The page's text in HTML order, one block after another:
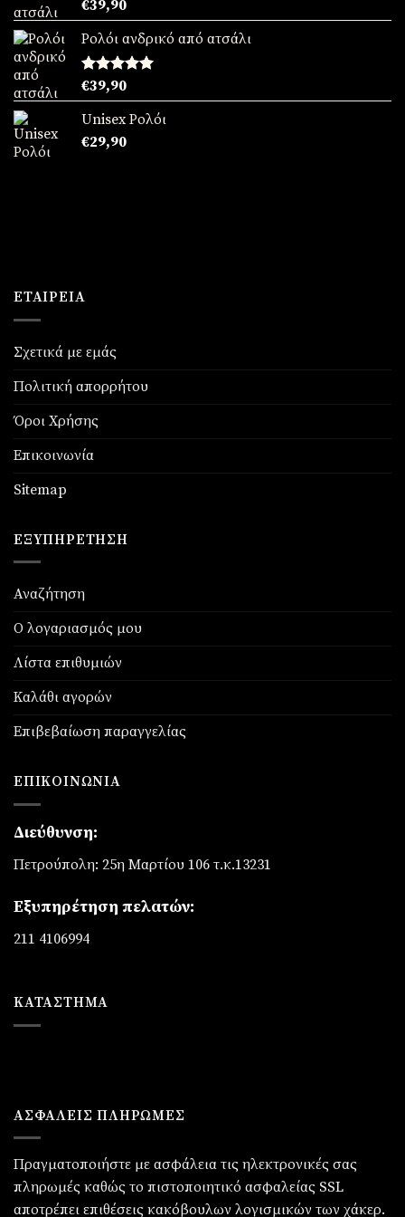
Βαθμολογήθηκε
με5.00
από 5
€39,90
Ρολόι ανδρικό από ατσάλι
Βαθμολογήθηκε
με5.00
από 5
€39,90
Unisex Ρολόι
€29,90
ΕΤΑΙΡΕΊΑ
Σχετικά με εμάς
Πολιτική απορρήτου
Όροι Χρήσης
Επικοινωνία
Sitemap
ΕΞΥΠΗΡΈΤΗΣΗ
Αναζήτηση
Ο λογαριασμός μου
Λίστα επιθυμιών
Καλάθι αγορών
Επιβεβαίωση παραγγελίας
ΕΠΙΚΟΙΝΩΝΊΑ
Διεύθυνση:
Πετρούπολη: 25η Μαρτίου 106 τ.κ.13231
Εξυπηρέτηση πελατών:
211 4106994
ΚΑΤΆΣΤΗΜΑ
ΑΣΦΑΛΕΙΣ ΠΛΗΡΩΜΕΣ
Πραγματοποιήστε με ασφάλεια τις ηλεκτρονικές σας
πληρωμές καθώς το πιστοποιητικό ασφαλείας SSL
αποτρέπει επιθέσεις κακόβουλων λογισμικών των χάκερ.